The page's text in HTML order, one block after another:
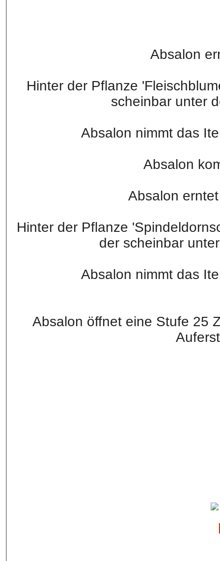
Absalon
Hinter der Pflanze
scheinbar unter
Absalon nimmt das
Absalon
Absalon
Hinter der Pflanze
der scheinbar
Absalon nimmt das
Absalon öffnet eine Stufe 25